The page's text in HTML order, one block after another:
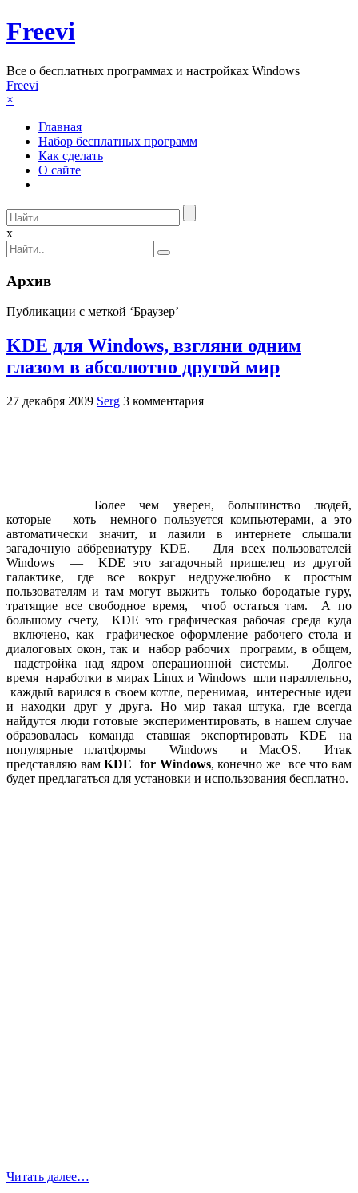
Freevi
Вcе о бесплатных программах и настройках Windows
Freevi
×
Главная
Набор бесплатных программ
Как сделать
О сайте
x
Архив
Публикации с меткой ‘Браузер’
KDE для Windows, взгляни одним
глазом в абсолютно другой мир
27 декабря 2009 Serg 3 комментария
Более чем уверен, большинство людей,
которые хоть немного пользуется компьютерами, а это
автоматически значит, и лазили в интернете слышали
загадочную аббревиатуру KDE. Для всех пользователей
Windows — KDE это загадочный пришелец из другой
галактике, где все вокруг недружелюбно к простым
пользователям и там могут выжить только бородатые гуру,
тратящие все свободное время, чтоб остаться там. А по
большому счету, KDE это графическая рабочая среда куда
включено, как графическое оформление рабочего стола и
диалоговых окон, так и набор рабочих программ, в общем,
надстройка над ядром операционной системы. Долгое
время наработки в мирах Linux и Windows шли параллельно,
каждый варился в своем котле, перенимая, интересные идеи
и находки друг у друга. Но мир такая штука, где всегда
найдутся люди готовые экспериментировать, в нашем случае
образовалась команда ставшая экспортировать KDE на
популярные платформы Windows и MacOS. Итак
представляю вамKDE for Windows, конечно же все что вам
будет предлагаться для установки и использования бесплатно.
Читать далее…